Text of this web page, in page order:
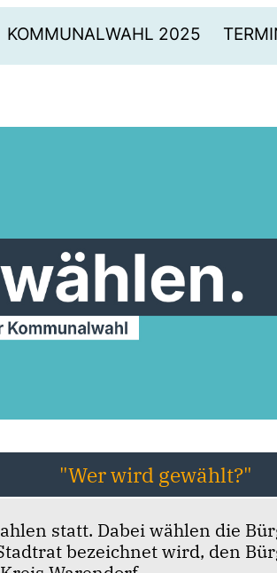
KOMMUNALWAHL 2025
"Wer wird gewählt?"
statt. Dabei wählen die
bezeichnet wird, den